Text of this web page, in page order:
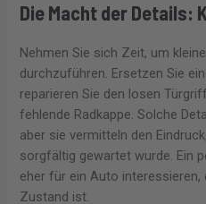
Die Macht der Details:
Nehmen Sie sich Zeit, um
durchzuführen. Ersetzen Sie
reparieren Sie den losen
fehlende Radkappe. Solche
aber sie vermitteln den
sorgfältig gewartet wurde. Ein
eher für ein Auto
Zustand ist.